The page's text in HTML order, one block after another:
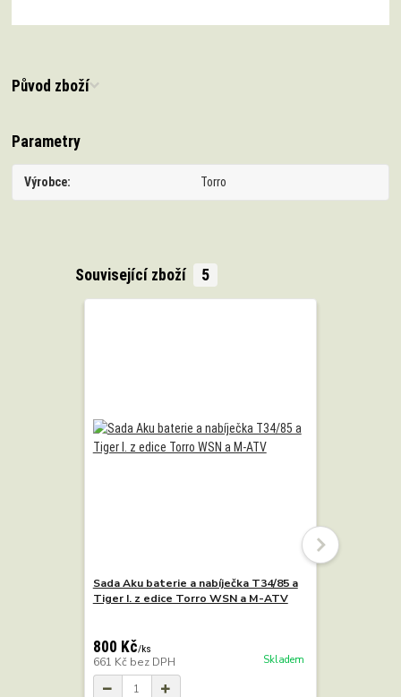
Původ zboží
Parametry
Výrobce Torro
Související zboží 5
Sada Aku baterie a nabíječka T34/85 a
Tiger I. z edice Torro WSN a M-ATV
800 Kč/ks
661 Kč bez DPH Skladem